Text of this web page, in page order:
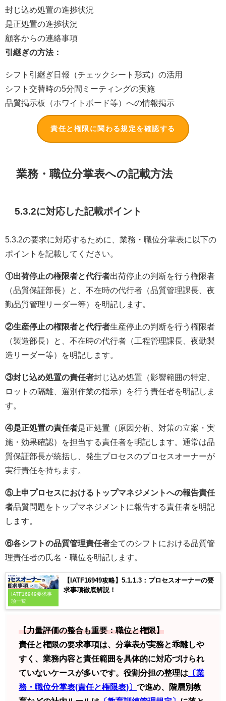
封じ込め処置の進捗状況
是正処置の進捗状況
顧客からの連絡事項
引継ぎの方法：
シフト引継ぎ日報（チェックシート形式）の活用
シフト交替時の5分間ミーティングの実施
品質掲示板（ホワイトボード等）への情報掲示
責任と権限に関わる規定を確認する
業務・職位分掌表への記載方法
5.3.2に対応した記載ポイント
5.3.2の要求に対応するために、業務・職位分掌表に以下の
ポイントを記載してください。
①出荷停止の権限者と代行者出荷停止の判断を行う権限者
（品質保証部長）と、不在時の代行者（品質管理課長、夜
勤品質管理リーダー等）を明記します。
②生産停止の権限者と代行者生産停止の判断を行う権限者
（製造部長）と、不在時の代行者（工程管理課長、夜勤製
造リーダー等）を明記します。
③封じ込め処置の責任者封じ込め処置（影響範囲の特定、
ロットの隔離、選別作業の指示）を行う責任者を明記しま
す。
④是正処置の責任者是正処置（原因分析、対策の立案・実
施・効果確認）を担当する責任者を明記します。通常は品
質保証部長が統括し、発生プロセスのプロセスオーナーが
実行責任を持ちます。
⑤上申プロセスにおけるトップマネジメントへの報告責任
者品質問題をトップマネジメントに報告する責任者を明記
します。
⑥各シフトの品質管理責任者全てのシフトにおける品質管
理責任者の氏名・職位を明記します。
IATF16949要求事
項一覧
【IATF16949攻略】5.1.1.3：プロセスオーナーの要
求事項徹底解説！
【力量評価の整合も重要：職位と権限】
責任と権限の要求事項は、分掌表が実務と乖離しや
すく、業務内容と責任範囲を具体的に対応づけられ
ていないケースが多いです。役割分担の整理は 〔業
務・職位分掌表(責任と権限表)〕 で進め、階層別教